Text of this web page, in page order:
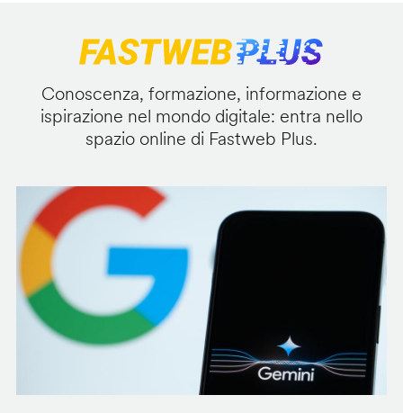
Conoscenza, formazione, informazione e
ispirazione nel mondo digitale: entra nello
spazio online di Fastweb Plus.